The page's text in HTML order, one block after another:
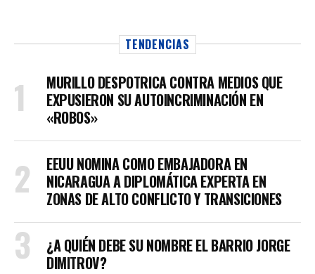
TENDENCIAS
MURILLO DESPOTRICA CONTRA MEDIOS QUE
EXPUSIERON SU AUTOINCRIMINACIÓN EN
«ROBOS»
EEUU NOMINA COMO EMBAJADORA EN
NICARAGUA A DIPLOMÁTICA EXPERTA EN
ZONAS DE ALTO CONFLICTO Y TRANSICIONES
¿A QUIÉN DEBE SU NOMBRE EL BARRIO JORGE
DIMITROV?